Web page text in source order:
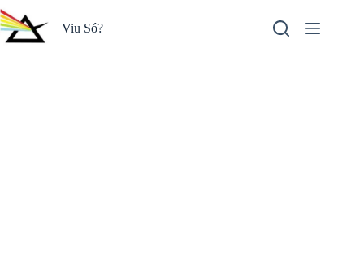
Pular
para
o
Viu Só?